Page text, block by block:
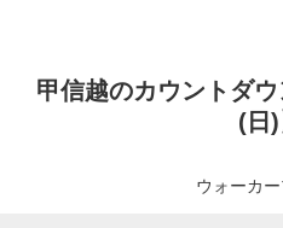
甲信越のカウントダ
(日)
ウォーカ